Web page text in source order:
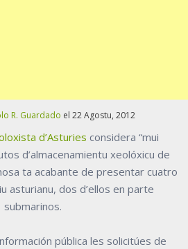
R. Guardado el 22 Agostu, 2012
d’Asturies considera “mui
d’almacenamientu xeolóxicu de
ta acabante de presentar cuatro
asturianu, dos d’ellos en parte
submarinos.
pública les solicitúes de